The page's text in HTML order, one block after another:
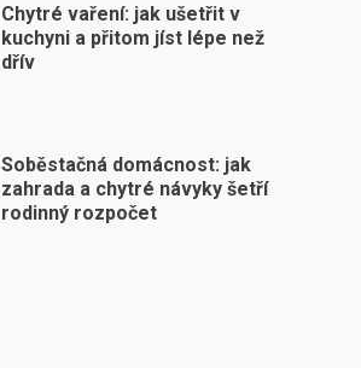
Chytré vaření: jak ušetřit v
kuchyni a přitom jíst lépe než
dřív
Soběstačná domácnost: jak
zahrada a chytré návyky šetří
rodinný rozpočet